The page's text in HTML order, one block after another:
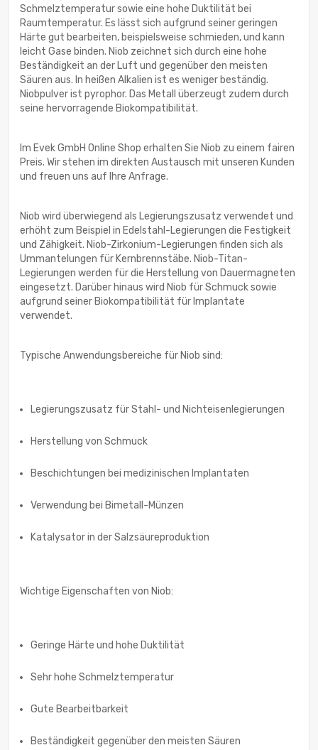
Schmelztemperatur sowie eine hohe Duktilität bei
Raumtemperatur. Es lässt sich aufgrund seiner geringen
Härte gut bearbeiten, beispielsweise schmieden, und kann
leicht Gase binden. Niob zeichnet sich durch eine hohe
Beständigkeit an der Luft und gegenüber den meisten
Säuren aus. In heißen Alkalien ist es weniger beständig.
Niobpulver ist pyrophor. Das Metall überzeugt zudem durch
seine hervorragende Biokompatibilität.
Im Evek GmbH Online Shop erhalten Sie Niob zu einem fairen
Preis. Wir stehen im direkten Austausch mit unseren Kunden
und freuen uns auf Ihre Anfrage.
Niob wird überwiegend als Legierungszusatz verwendet und
erhöht zum Beispiel in Edelstahl-Legierungen die Festigkeit
und Zähigkeit. Niob-Zirkonium-Legierungen finden sich als
Ummantelungen für Kernbrennstäbe. Niob-Titan-
Legierungen werden für die Herstellung von Dauermagneten
eingesetzt. Darüber hinaus wird Niob für Schmuck sowie
aufgrund seiner Biokompatibilität für Implantate
verwendet.
Typische Anwendungsbereiche für Niob sind:
Legierungszusatz für Stahl- und Nichteisenlegierungen
Herstellung von Schmuck
Beschichtungen bei medizinischen Implantaten
Verwendung bei Bimetall-Münzen
Katalysator in der Salzsäureproduktion
Wichtige Eigenschaften von Niob:
Geringe Härte und hohe Duktilität
Sehr hohe Schmelztemperatur
Gute Bearbeitbarkeit
Beständigkeit gegenüber den meisten Säuren